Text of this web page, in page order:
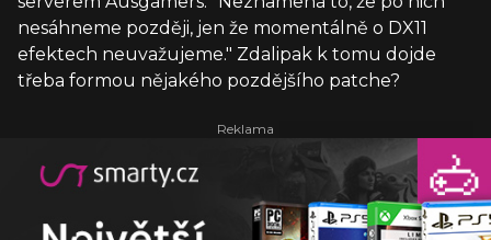
nesáhneme později, jen že momentálně o DX11
efektech neuvažujeme." Zdalipak k tomu dojde
třeba formou nějakého pozdějšího patche?